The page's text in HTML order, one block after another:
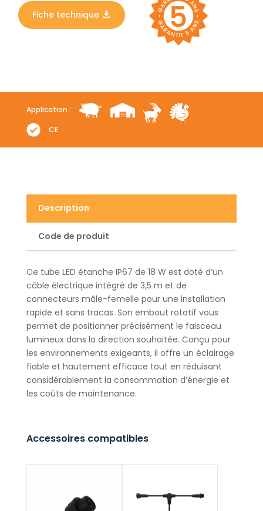
Fiche technique
CE
Application :
Description
Code de produit
Ce tube LED étanche IP67 de 18 W est doté d’un
câble électrique intégré de 3,5 m et de
connecteurs mâle-femelle pour une installation
rapide et sans tracas. Son embout rotatif vous
permet de positionner précisément le faisceau
lumineux dans la direction souhaitée. Conçu pour
les environnements exigeants, il offre un éclairage
fiable et hautement efficace tout en réduisant
considérablement la consommation d’énergie et
les coûts de maintenance.
Accessoires compatibles